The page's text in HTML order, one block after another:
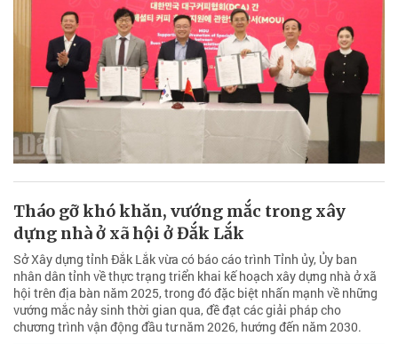
Tháo gỡ khó khăn, vướng mắc trong xây
dựng nhà ở xã hội ở Đắk Lắk
Sở Xây dựng tỉnh Đắk Lắk vừa có báo cáo trình Tỉnh ủy, Ủy ban
nhân dân tỉnh về thực trạng triển khai kế hoạch xây dựng nhà ở xã
hội trên địa bàn năm 2025, trong đó đặc biệt nhấn mạnh về những
vướng mắc nảy sinh thời gian qua, đề đạt các giải pháp cho
chương trình vận động đầu tư năm 2026, hướng đến năm 2030.